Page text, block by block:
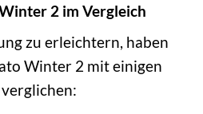
2 im Vergleich
zu erleichtern, haben
Winter 2 mit einigen